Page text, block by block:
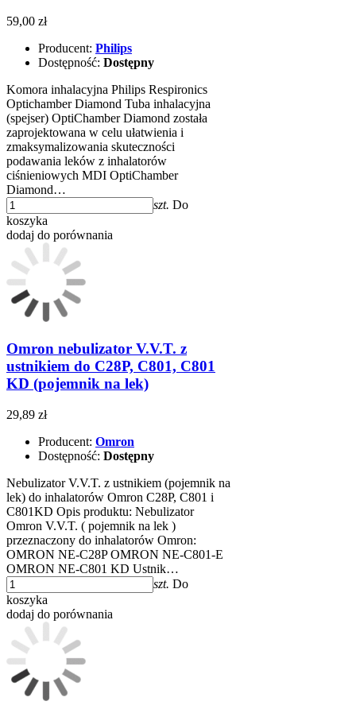
59,00 zł
Producent: Philips
Dostępność: Dostępny
Komora inhalacyjna Philips Respironics
Optichamber Diamond Tuba inhalacyjna
(spejser) OptiChamber Diamond została
zaprojektowana w celu ułatwienia i
zmaksymalizowania skuteczności
podawania leków z inhalatorów
ciśnieniowych MDI OptiChamber
Diamond…
szt. Do
koszyka
dodaj do porównania
Omron nebulizator V.V.T. z
ustnikiem do C28P, C801, C801
KD (pojemnik na lek)
29,89 zł
Producent: Omron
Dostępność: Dostępny
Nebulizator V.V.T. z ustnikiem (pojemnik na
lek) do inhalatorów Omron C28P, C801 i
C801KD Opis produktu: Nebulizator
Omron V.V.T. ( pojemnik na lek )
przeznaczony do inhalatorów Omron:
OMRON NE-C28P OMRON NE-C801-E
OMRON NE-C801 KD Ustnik…
szt. Do
koszyka
dodaj do porównania